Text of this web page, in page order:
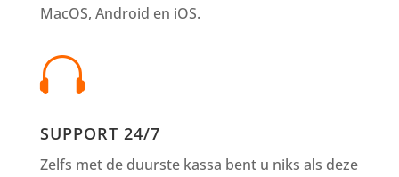
MacOS, Android en iOS.

SUPPORT 24/7
Zelfs met de duurste kassa bent u niks als deze